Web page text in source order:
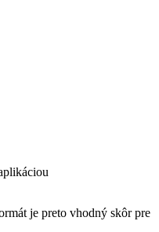
je preto vhodný skôr pre